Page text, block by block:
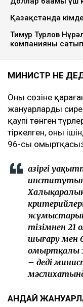
Қазақстанда
Тимур Турлов
компанияны
МИНИСТР НЕ
Оның сөзіне
жануарлардың
қаупi төнген
тіркелген, оның
96-сы
Қазіргі
тізімнен 21
шығару мен
омыртқалы
– деді
ҚАНДАЙ